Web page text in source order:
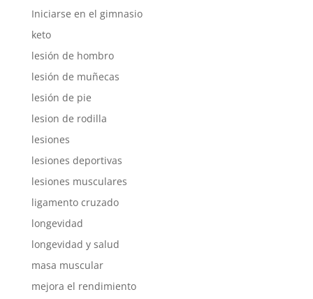
Iniciarse en el gimnasio
keto
lesión de hombro
lesión de muñecas
lesión de pie
lesion de rodilla
lesiones
lesiones deportivas
lesiones musculares
ligamento cruzado
longevidad
longevidad y salud
masa muscular
mejora el rendimiento